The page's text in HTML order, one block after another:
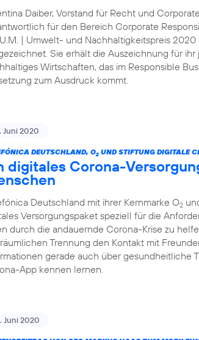
Daiber, Vorstand für Recht und
für den Bereich Corporate
| Umwelt- und Nachhaltigkeitspreis
Sie erhält die Auszeichnung für
Wirtschaften, das im Responsible
zum Ausdruck kommt.
Juni 2020
DEUTSCHLAND, O2 UND STIFTUNG DIGITALE
digitales Corona-
Deutschland mit ihrer Kernmarke O2
Versorgungspaket speziell für die
durch die andauernde Corona-Krise zu
Trennung den Kontakt mit
gerade auch über gesundheitliche
App kennen lernen.
Juni 2020